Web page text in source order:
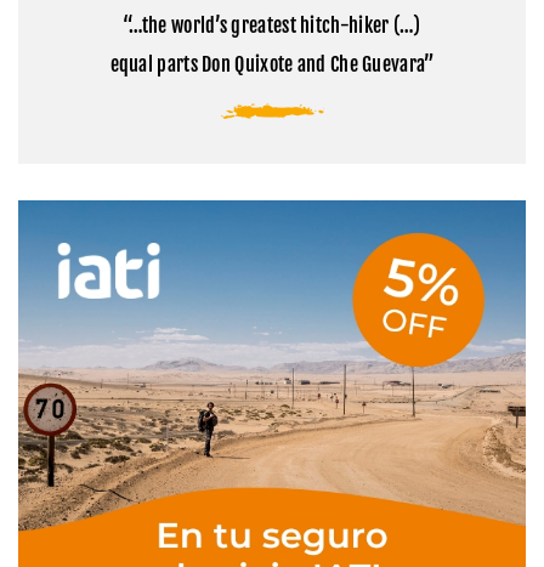
Tibet
base
Everest
en
“…the world’s greatest hitch-hiker (…)
equal parts Don Quixote and Che Guevara”